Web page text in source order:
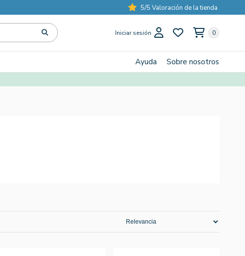
5/5 Valoración de la tienda
Iniciar sesión 0
Ayuda Sobre nosotros